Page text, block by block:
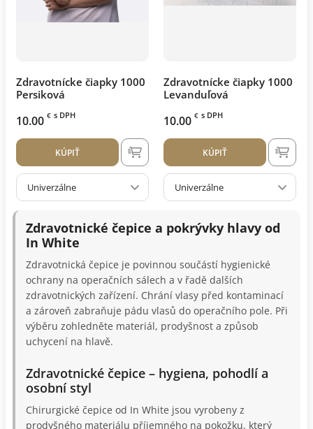
Zdravotnícke čiapky 1000
Persiková
10.00 € s DPH
KÚPIŤ
Univerzálne
Zdravotnícke čiapky 1000
Levanduľová
10.00 € s DPH
KÚPIŤ
Univerzálne
Zdravotnické čepice a pokrývky hlavy od
In White
Zdravotnická čepice je povinnou součástí hygienické
ochrany na operačních sálech a v řadě dalších
zdravotnických zařízení. Chrání vlasy před kontaminací
a zároveň zabraňuje pádu vlasů do operačního pole. Při
výběru zohledněte materiál, prodyšnost a způsob
uchycení na hlavě.
Zdravotnické čepice – hygiena, pohodlí a
osobní styl
Chirurgické čepice od In White jsou vyrobeny z
prodyšného materiálu příjemného na pokožku, který